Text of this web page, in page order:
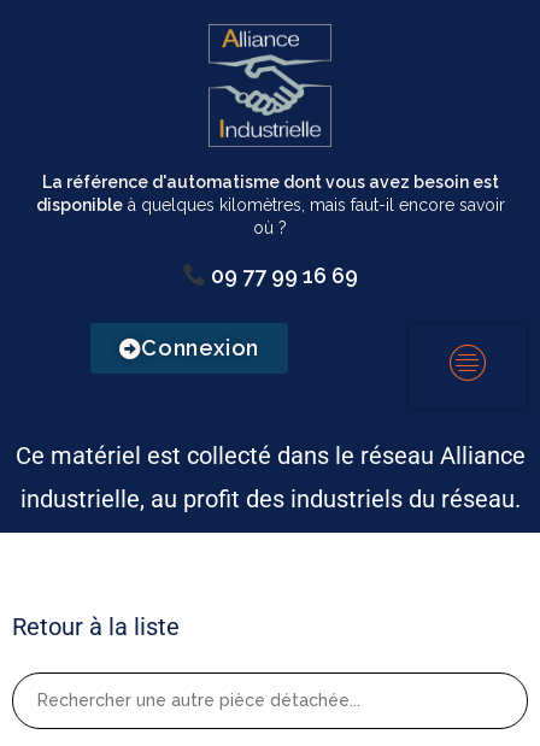
La référence d'automatisme dont vous avez besoin est
disponibleà quelques kilomètres, mais faut-il encore savoir
où ?
09 77 99 16 69
Connexion
Ce matériel est collecté dans le réseau Alliance
industrielle, au profit des industriels du réseau.
Retour à la liste